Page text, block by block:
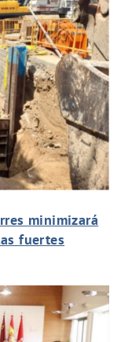
minimizará
fuertes